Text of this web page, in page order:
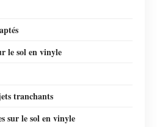
le sol en vinyle
tranchants
sur le sol en vinyle